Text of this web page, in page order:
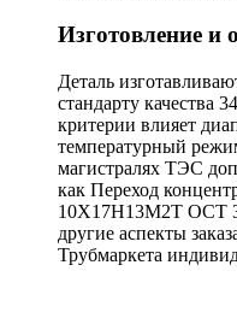
Изготовление и
Деталь
стандарту качества
критерии влияет
температурный
магистралях ТЭС
как Переход
10Х17Н13М2Т ОСТ
другие аспекты
Трубмаркета